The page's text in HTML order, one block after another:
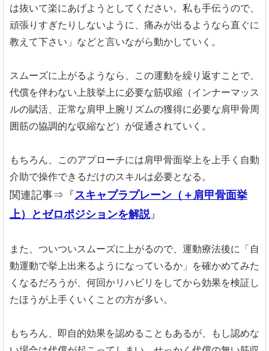
は抜いて楽にあげようとしてください。私も手伝うので、
頑張りすぎたりしないように、痛みが出るようなら直ぐに
教えて下さい」などと言いながら動かしていく。
スムーズに上がるようなら、この運動を繰り返すことで、
代償を伴わない上肢挙上に必要な筋収縮（インナーマッス
ルの賦活、正常な肩甲上腕リズムの獲得に必要な肩甲骨周
囲筋の協調的な収縮など）が促通されていく。
もちろん、このアプローチには肩甲骨面挙上を上手く自動
介助で操作できるだけのスキルは必要となる。
関連記事⇒『スキャプラプレーン（＋肩甲骨面挙
上）とゼロポジションを解説』
また、ついついスムーズに上がるので、運動療法後に「自
動運動で挙上出来るようになっているか」を確かめてみた
くなるだろうが、何回かリハビリをしてから効果を検証し
たほうが上手くいくことの方が多い。
もちろん、即自的効果を認めることもあるが、もし認めな